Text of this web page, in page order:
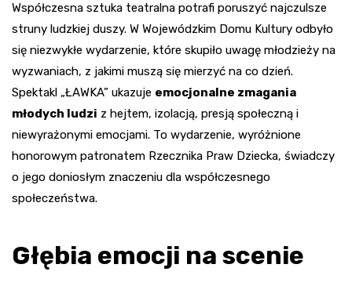
Współczesna sztuka teatralna potrafi poruszyć najczulsze
struny ludzkiej duszy. W Wojewódzkim Domu Kultury odbyło
się niezwykłe wydarzenie, które skupiło uwagę młodzieży na
wyzwaniach, z jakimi muszą się mierzyć na co dzień.
Spektakl „ŁAWKA” ukazuje emocjonalne zmagania
młodych ludzi z hejtem, izolacją, presją społeczną i
niewyrażonymi emocjami. To wydarzenie, wyróżnione
honorowym patronatem Rzecznika Praw Dziecka, świadczy
o jego doniosłym znaczeniu dla współczesnego
społeczeństwa.
Głębia emocji na scenie